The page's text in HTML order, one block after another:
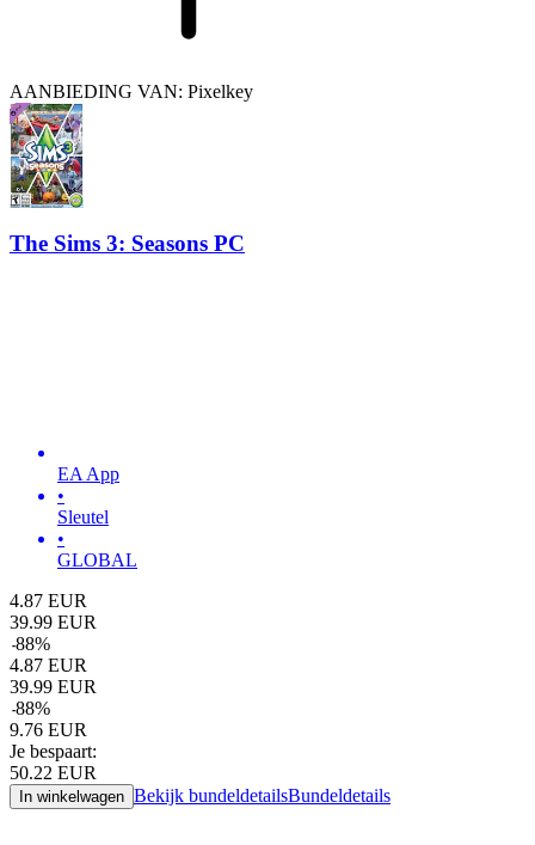
AANBIEDING VAN: Pixelkey
The Sims 3: Seasons PC
EA App
•
Sleutel
•
GLOBAL
4.87 EUR
39.99 EUR
-88%
4.87 EUR
39.99 EUR
-88%
9.76 EUR
Je bespaart:
50.22 EUR
In winkelwagen Bekijk bundeldetailsBundeldetails